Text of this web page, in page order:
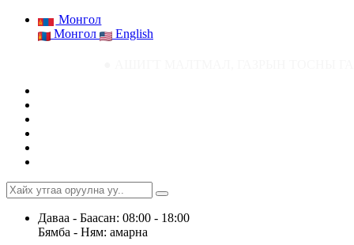
Монгол
Монгол
English
Даваа - Баасан: 08:00 - 18:00
Бямба - Ням: амарна